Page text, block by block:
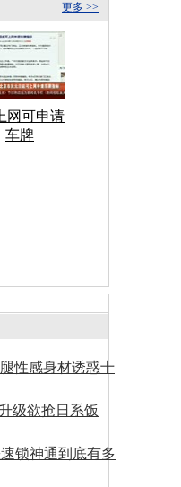
更多 >>
上网可申请
车牌
性感身材诱惑十
级欲抢日系饭
锁神通到底有多